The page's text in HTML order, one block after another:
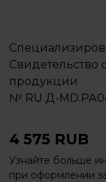
Свидетельство
продукции
№ RU Д-
4 575 RUB
Узнайте больше
при оформлении